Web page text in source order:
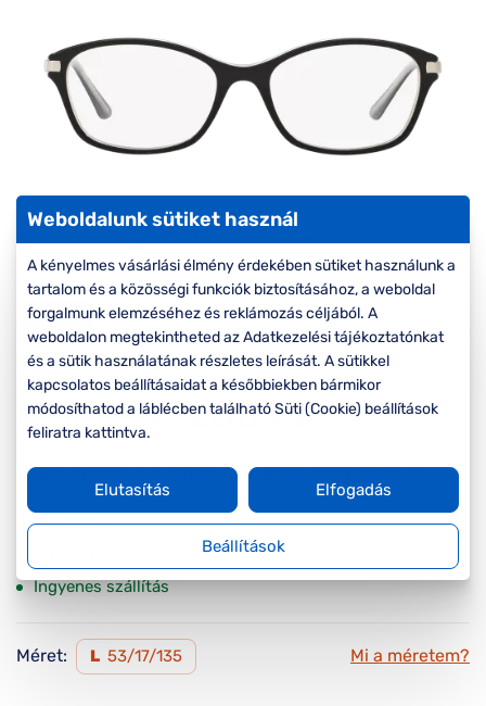
szemüvegekre
Seen Belépőár
ajánlat
-20%
Korábbi ár: 39.000 Ft
Akciós ár: 31.200 Ft
A feltűntetett ár a szemüvegkeretre vonatkozik.
Készleten
Online megvásárolható
Ingyenes szállítás
Méret: L 53/17/135 Mi a méretem?
Weboldalunk sütiket használ
A kényelmes vásárlási élmény érdekében sütiket használunk a
tartalom és a közösségi funkciók biztosításához, a weboldal
forgalmunk elemzéséhez és reklámozás céljából. A
weboldalon megtekintheted az Adatkezelési tájékoztatónkat
és a sütik használatának részletes leírását. A sütikkel
kapcsolatos beállításaidat a későbbiekben bármikor
módosíthatod a láblécben található Süti (Cookie) beállítások
feliratra kattintva.
Beállítások
Elutasítás Elfogadás